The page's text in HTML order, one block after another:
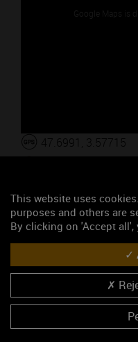
Google Maps is
47.6991, 3.57715
S'y rendre
Les
Année-anniversaire des
Banquet de la Saint-
Saint-Vincent de Chitry
Repas de la Saint-Vincent
Saint Vincent-Tournante
This website uses
purposes and others are
By clicking on 'Accept all',